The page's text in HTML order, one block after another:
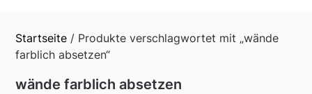
Startseite / Produkte verschlagwortet mit „wände
farblich absetzen“
wände farblich absetzen